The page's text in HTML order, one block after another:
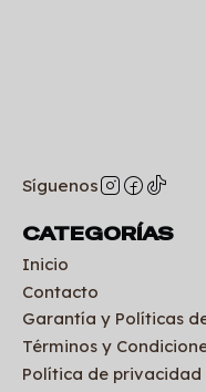
Síguenos
CATEGORÍAS
Inicio
Contacto
Garantía y Políticas
Términos y
Política de privacidad